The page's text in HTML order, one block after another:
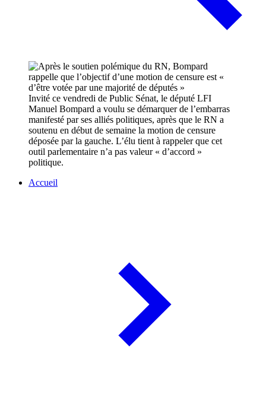
Invité ce vendredi de Public Sénat, le député LFI
Manuel Bompard a voulu se démarquer de l’embarras
manifesté par ses alliés politiques, après que le RN a
soutenu en début de semaine la motion de censure
déposée par la gauche. L’élu tient à rappeler que cet
outil parlementaire n’a pas valeur « d’accord »
politique.
Accueil